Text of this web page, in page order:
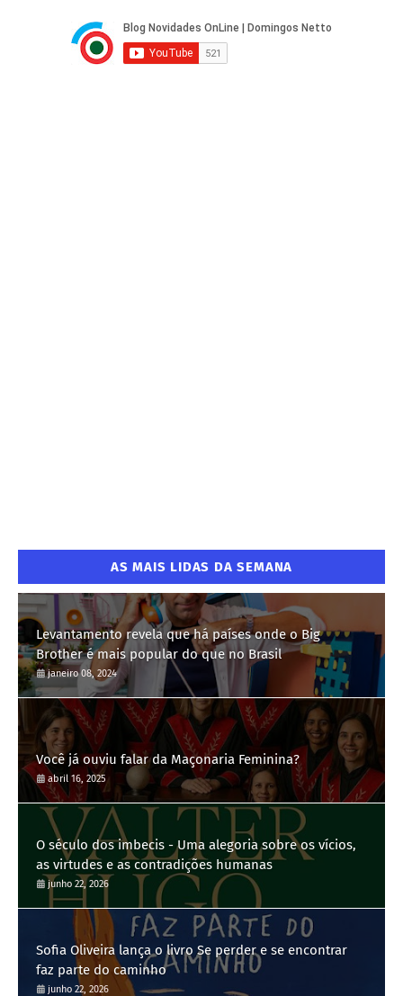
AS MAIS LIDAS DA SEMANA
Levantamento revela que há países onde o Big
Brother é mais popular do que no Brasil
janeiro 08, 2024
Você já ouviu falar da Maçonaria Feminina?
abril 16, 2025
O século dos imbecis - Uma alegoria sobre os vícios,
as virtudes e as contradições humanas
junho 22, 2026
Sofia Oliveira lança o livro Se perder e se encontrar
faz parte do caminho
junho 22, 2026